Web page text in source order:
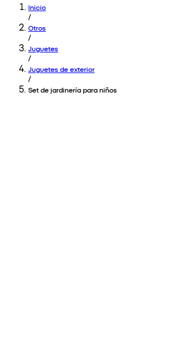
Inicio
/
Otros
/
Juguetes
/
Juguetes de exterior
/
Set de jardinería para niños